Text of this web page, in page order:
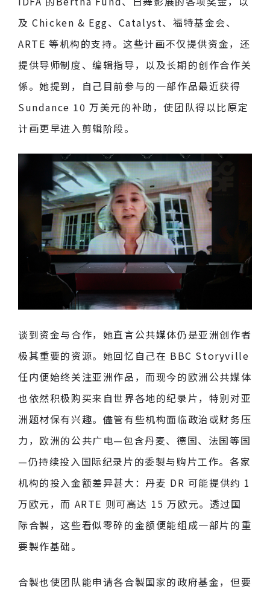
及 Chicken & Egg、Catalyst、福特基金会、
ARTE 等机构的支持。这些计画不仅提供资金，还
提供导师制度、编辑指导，以及长期的创作合作关
係。她提到，自己目前参与的一部作品最近获得
Sundance 10 万美元的补助，使团队得以比原定
计画更早进入剪辑阶段。
谈到资金与合作，她直言公共媒体仍是亚洲创作者
极其重要的资源。她回忆自己在 BBC Storyville
任内便始终关注亚洲作品，而现今的欧洲公共媒体
也依然积极购买来自世界各地的纪录片，特别对亚
洲题材保有兴趣。儘管有些机构面临政治或财务压
力，欧洲的公共广电—包含丹麦、德国、法国等国
—仍持续投入国际纪录片的委製与购片工作。各家
机构的投入金额差异甚大：丹麦 DR 可能提供约 1
万欧元，而 ARTE 则可高达 15 万欧元。透过国
际合製，这些看似零碎的金额便能组成一部片的重
要製作基础。
合製也使团队能申请各合製国家的政府基金，但要